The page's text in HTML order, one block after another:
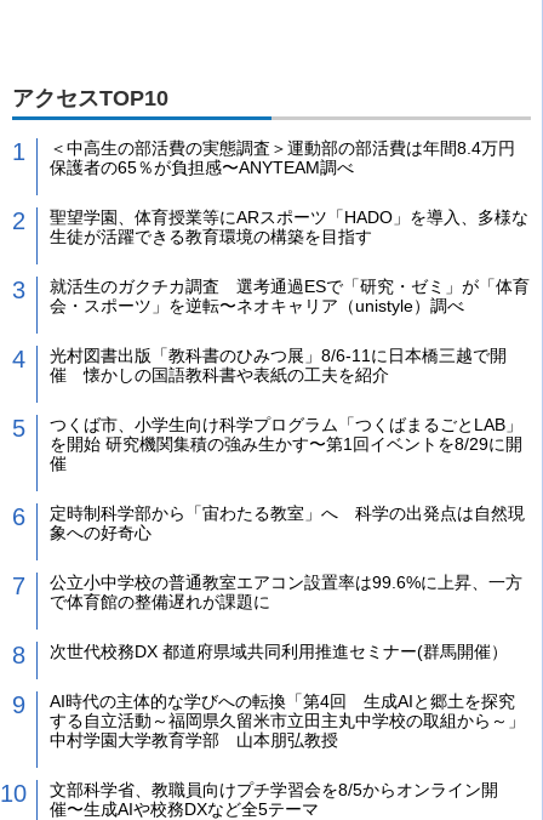
アクセスTOP10
＜中高生の部活費の実態調査＞運動部の部活費は年間8.4万円
保護者の65％が負担感〜ANYTEAM調べ
聖望学園、体育授業等にARスポーツ「HADO」を導入、多様な
生徒が活躍できる教育環境の構築を目指す
就活生のガクチカ調査 選考通過ESで「研究・ゼミ」が「体育
会・スポーツ」を逆転〜ネオキャリア（unistyle）調べ
光村図書出版「教科書のひみつ展」8/6-11に日本橋三越で開
催 懐かしの国語教科書や表紙の工夫を紹介
つくば市、小学生向け科学プログラム「つくばまるごとLAB」
を開始 研究機関集積の強み生かす〜第1回イベントを8/29に開
催
定時制科学部から「宙わたる教室」へ 科学の出発点は自然現
象への好奇心
公立小中学校の普通教室エアコン設置率は99.6%に上昇、一方
で体育館の整備遅れが課題に
次世代校務DX 都道府県域共同利用推進セミナー(群馬開催）
AI時代の主体的な学びへの転換「第4回 生成AIと郷土を探究
する自立活動～福岡県久留米市立田主丸中学校の取組から～」
中村学園大学教育学部 山本朋弘教授
文部科学省、教職員向けプチ学習会を8/5からオンライン開
催〜生成AIや校務DXなど全5テーマ